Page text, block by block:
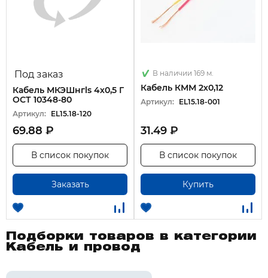
Под заказ
Кабель МКЭШнгls 4х0,5 Г
ОСТ 10348-80
Артикул: EL15.18-120
69.88 ₽
Заказать
В список покупок
В наличии 169 м.
Кабель КММ 2х0,12
Артикул: EL15.18-001
31.49 ₽
Купить
В список покупок
Подборки товаров в категории
Кабель и провод